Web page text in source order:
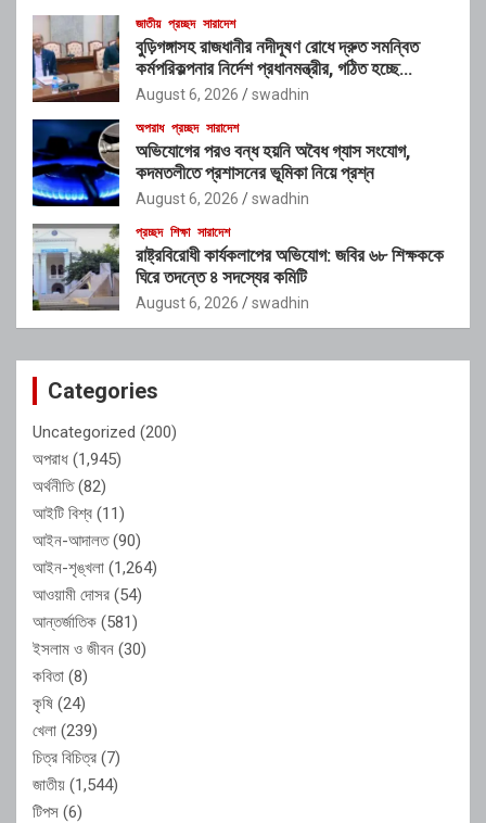
জাতীয় প্রচ্ছদ সারাদেশ
বুড়িগঙ্গাসহ রাজধানীর নদীদূষণ রোধে দ্রুত সমন্বিত
কর্মপরিকল্পনার নির্দেশ প্রধানমন্ত্রীর, গঠিত হচ্ছে
আন্তঃসংস্থা সমন্বয় কমিটি
August 6, 2026 swadhin
অপরাধ প্রচ্ছদ সারাদেশ
অভিযোগের পরও বন্ধ হয়নি অবৈধ গ্যাস সংযোগ,
কদমতলীতে প্রশাসনের ভূমিকা নিয়ে প্রশ্ন
August 6, 2026 swadhin
প্রচ্ছদ শিক্ষা সারাদেশ
রাষ্ট্রবিরোধী কার্যকলাপের অভিযোগ: জবির ৬৮ শিক্ষককে
ঘিরে তদন্তে ৪ সদস্যের কমিটি
August 6, 2026 swadhin
Categories
Uncategorized (200)
অপরাধ (1,945)
অর্থনীতি(82)
আইটি বিশ্ব (11)
আইন-আদালত(90)
আইন-শৃঙ্খলা (1,264)
আওয়ামী দোসর (54)
আন্তর্জাতিক (581)
ইসলাম ও জীবন (30)
কবিতা (8)
কৃষি (24)
খেলা (239)
চিত্র বিচিত্র (7)
জাতীয় (1,544)
টিপস (6)